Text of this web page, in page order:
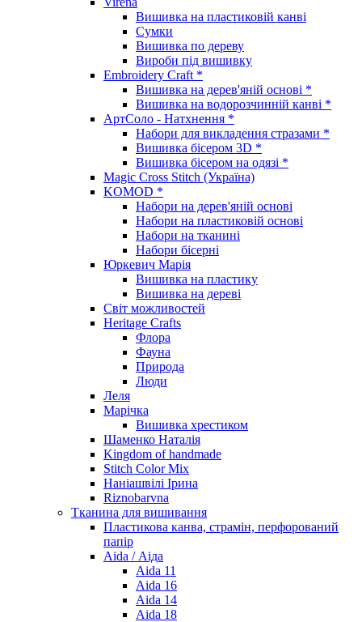
Вишивка на пластиковій канві
Сумки
Вишивка по дереву
Вироби під вишивку
Embroidery Craft *
Вишивка на дерев'яній основі *
Вишивка на водорозчинній канві *
АртСоло - Натхнення *
Набори для викладення стразами *
Вишивка бісером 3D *
Вишивка бісером на одязі *
Magic Cross Stitch (Україна)
KOMOD *
Набори на дерев'яній основі
Набори на пластиковій основі
Набори на тканині
Набори бісерні
Юркевич Марія
Вишивка на пластику
Вишивка на дереві
Світ можливостей
Heritage Crafts
Флора
Фауна
Природа
Люди
Леля
Марічка
Вишивка хрестиком
Шаменко Наталія
Kingdom of handmade
Stitch Color Mix
Наніашвілі Ірина
Riznobarvna
Тканина для вишивання
Пластикова канва, страмін, перфорований
папір
Aida / Аіда
Aida 11
Aida 16
Aida 14
Aida 18